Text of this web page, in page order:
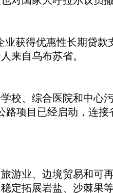
业获得优惠性长期贷
来自乌布苏省。
校、综合医院和中心
项目已经启动，连接
游业、边境贸易和可
定拓展岩盐、沙棘果